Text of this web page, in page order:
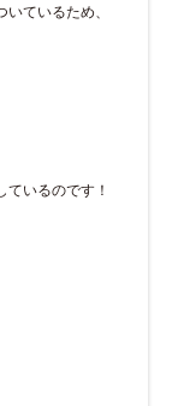
ているため、
いるのです！